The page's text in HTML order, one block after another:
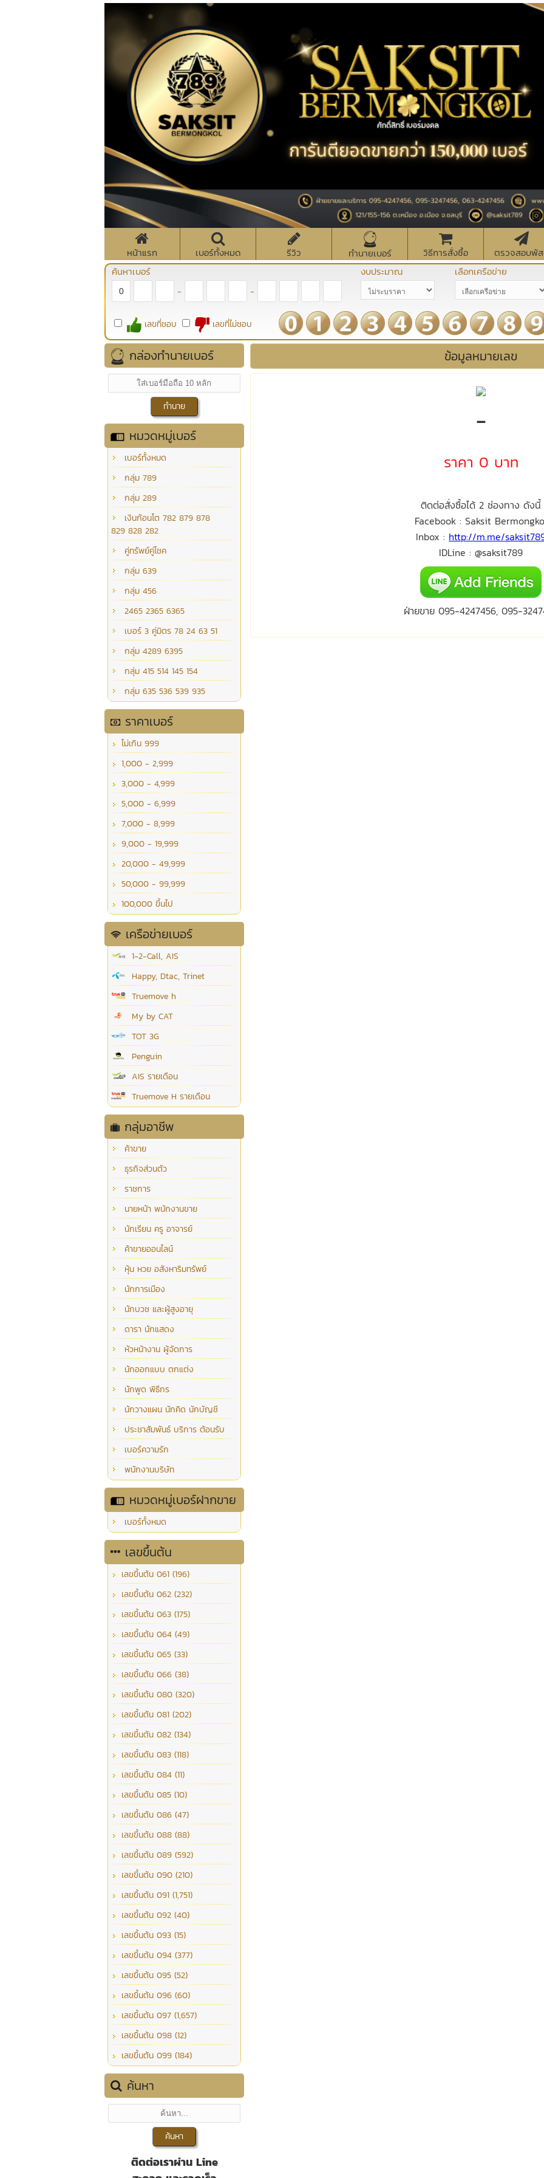
หน้าแรก เบอร์ทั้งหมด รีวิว ทำนายเบอร์ วิธีการสั่งซื้อ
ตรวจสอบพั
ค้นหาเบอร์
- -
งบประมาณ เลือกเครือข่าย
เลขที่ชอบ เลขที่ไม่ชอบ
กล่องทำนายเบอร์
หมวดหมู่เบอร์
เบอร์ทั้งหมด
กลุ่ม 789
กลุ่ม 289
เงินก้อนโต 782 879 878
829 828 282
คู่ทรัพย์คู่โชค
กลุ่ม 639
กลุ่ม 456
2465 2365 6365
เบอร์ 3 คู่มิตร 78 24 63 51
กลุ่ม 4289 6395
กลุ่ม 415 514 145 154
กลุ่ม 635 536 539 935
ราคาเบอร์
ไม่เกิน 999
1,000 - 2,999
3,000 - 4,999
5,000 - 6,999
7,000 - 8,999
9,000 - 19,999
20,000 - 49,999
50,000 - 99,999
100,000 ขึ้นไป
เครือข่ายเบอร์
1-2-Call, AIS
Happy, Dtac, Trinet
Truemove h
My by CAT
TOT 3G
Penguin
AIS รายเดือน
Truemove H รายเดือน
กลุ่มอาชีพ
ค้าขาย
ธุรกิจส่วนตัว
ราชการ
นายหน้า พนักงานขาย
นักเรียน ครู อาจารย์
ค้าขายออนไลน์
หุ้น หวย อสังหาริมทรัพย์
นักการเมือง
นักบวช และผู้สูงอายุ
ดารา นักแสดง
หัวหน้างาน ผู้จัดการ
นักออกแบบ ตกแต่ง
นักพูด พิธีกร
นักวางแผน นักคิด นักบัญชี
ประชาสัมพันธ์ บริการ ต้อนรับ
เบอร์ความรัก
พนักงานบริษัท
หมวดหมู่เบอร์ฝากขาย
เบอร์ทั้งหมด
เลขขึ้นต้น
เลขขึ้นต้น 061 (196)
เลขขึ้นต้น 062 (232)
เลขขึ้นต้น 063 (175)
เลขขึ้นต้น 064 (49)
เลขขึ้นต้น 065 (33)
เลขขึ้นต้น 066 (38)
เลขขึ้นต้น 080 (320)
เลขขึ้นต้น 081 (202)
เลขขึ้นต้น 082 (134)
เลขขึ้นต้น 083 (118)
เลขขึ้นต้น 084 (11)
เลขขึ้นต้น 085 (10)
เลขขึ้นต้น 086 (47)
เลขขึ้นต้น 088 (88)
เลขขึ้นต้น 089 (592)
เลขขึ้นต้น 090 (210)
เลขขึ้นต้น 091 (1,751)
เลขขึ้นต้น 092 (40)
เลขขึ้นต้น 093 (15)
เลขขึ้นต้น 094 (377)
เลขขึ้นต้น 095 (52)
เลขขึ้นต้น 096 (60)
เลขขึ้นต้น 097 (1,657)
เลขขึ้นต้น 098 (12)
เลขขึ้นต้น 099 (184)
ค้นหา
ติดต่อเราผ่าน Line
ข้อมูลหมายเลข
-
ราคา 0 บาท
ติดต่อสั่งซื้อได้ 2 ช่องทาง ดังนี้
Facebook : Saksit
Inbox : http://m.me/
IDLine : @saksit789
ฝ่ายขาย 095-4247456, 095-